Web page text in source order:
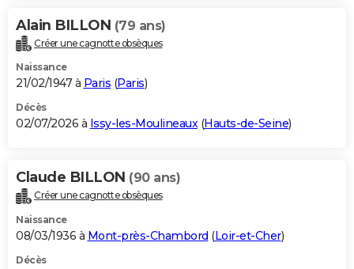
Alain BILLON (79 ans)
Créer une cagnotte obsèques
Naissance
21/02/1947 à Paris (Paris)
Décès
02/07/2026 à Issy-les-Moulineaux(Hauts-de-Seine)
Claude BILLON (90 ans)
Créer une cagnotte obsèques
Naissance
08/03/1936 à Mont-près-Chambord (Loir-et-Cher)
Décès